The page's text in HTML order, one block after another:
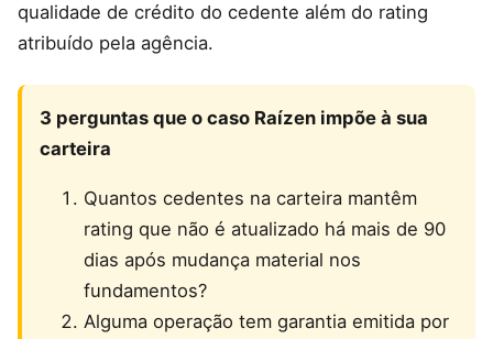
qualidade de crédito do cedente além do rating
atribuído pela agência.
3 perguntas que o caso Raízen impõe à sua
carteira
Quantos cedentes na carteira mantêm
rating que não é atualizado há mais de 90
dias após mudança material nos
fundamentos?
Alguma operação tem garantia emitida por